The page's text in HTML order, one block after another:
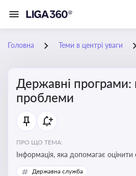
Головна Теми в центрі уваги
Державні програми:
проблеми
ПРО ЩО ТЕМА:
Інформація, яка допомагає оцінити
використання бюджетних коштів,
Державна служба